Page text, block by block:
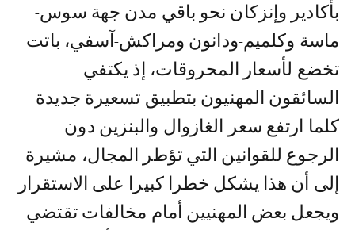
بأكادير وإنزكان نحو باقي مدن جهة سوس-
ماسة وكلميم-ودانون ومراكش-آسفي، باتت
تخضع لأسعار المحروقات، إذ يكتفي
السائقون المهنيون بتطبيق تسعيرة جديدة
كلما ارتفع سعر الغازوال والبنزين دون
الرجوع للقوانين التي تؤطر المجال، مشيرة
إلى أن هذا يشكل خطرا كبيرا على الاستقرار
ويجعل بعض المهنيين أمام مخالفات تقتضي